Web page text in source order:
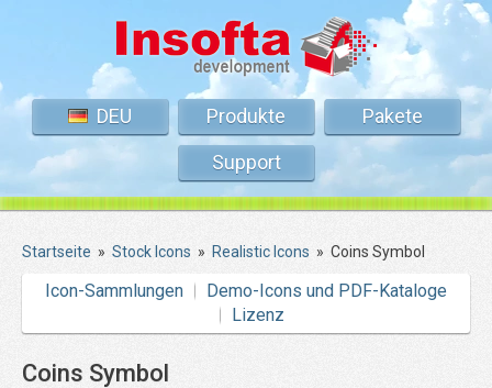
DEU Produkte
Pakete
Support
Startseite » Stock Icons » Realistic Icons » Coins Symbol
Icon-Sammlungen
Demo-Icons und PDF-Kataloge
Lizenz
Coins Symbol